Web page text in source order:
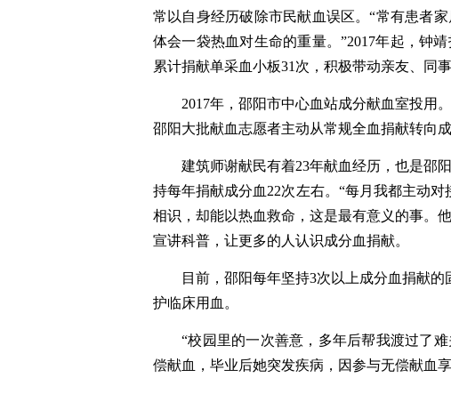
常以自身经历破除市民献血误区。“常有患者
体会一袋热血对生命的重量。”2017年起，钟
累计捐献单采血小板31次，积极带动亲友、同事
2017年，邵阳市中心血站成分献血室投用
邵阳大批献血志愿者主动从常规全血捐献转向成
建筑师谢献民有着23年献血经历，也是邵
持每年捐献成分血22次左右。“每月我都主动
相识，却能以热血救命，这是最有意义的事。
宣讲科普，让更多的人认识成分血捐献。
目前，邵阳每年坚持3次以上成分血捐献
护临床用血。
“校园里的一次善意，多年后帮我渡过了
偿献血，毕业后她突发疾病，因参与无偿献血